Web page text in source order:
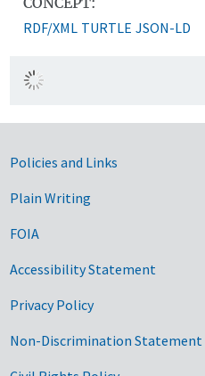
RDF/XML TURTLE JSON-LD
Government
Policies and Links
Plain Writing
FOIA
Accessibility Statement
Privacy Policy
Non-Discrimination Statement